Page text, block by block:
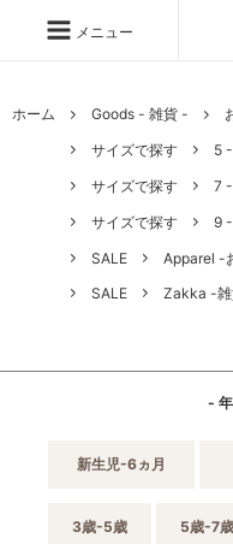
メニュー
ホーム Goods - 雑貨 -
サイズで探す
5
サイズで探す
7
サイズで探す
9
SALE
Apparel -
SALE
Zakka -
-
新生児-6ヵ月
3歳-5歳 5歳-7歳